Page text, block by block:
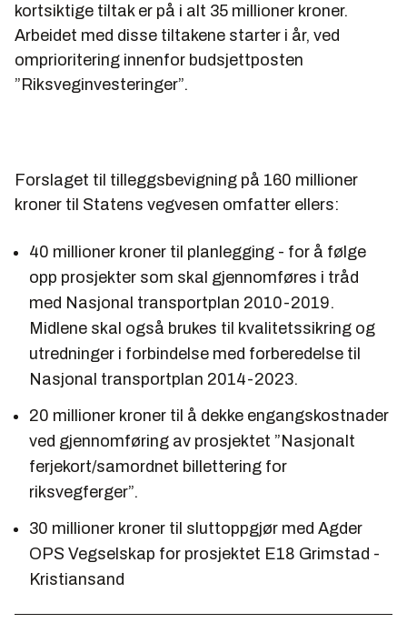
kortsiktige tiltak er på i alt 35 millioner kroner.
Arbeidet med disse tiltakene starter i år, ved
omprioritering innenfor budsjettposten
”Riksveginvesteringer”.
Forslaget til tilleggsbevigning på 160 millioner
kroner til Statens vegvesen omfatter ellers:
40 millioner kroner til planlegging - for å følge
opp prosjekter som skal gjennomføres i tråd
med Nasjonal transportplan 2010-2019.
Midlene skal også brukes til kvalitetssikring og
utredninger i forbindelse med forberedelse til
Nasjonal transportplan 2014-2023.
20 millioner kroner til å dekke engangskostnader
ved gjennomføring av prosjektet ”Nasjonalt
ferjekort/samordnet billettering for
riksvegferger”.
30 millioner kroner til sluttoppgjør med Agder
OPS Vegselskap for prosjektet E18 Grimstad -
Kristiansand